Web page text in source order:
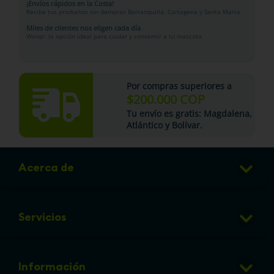
¡Envíos rápidos en la Costa!
Recibe tus productos sin demoras Barranquilla, Cartagena y Santa Marta.
Miles de clientes nos eligen cada día
Woopi: la opción ideal para cuidar y consentir a tu mascota.
Por compras superiores a
$200.000 COP
Tu envío es gratis: Magdalena,
Atlántico y Bolívar.
Acerca de
Club de Puntos
Preguntas frecuentes
Servicios
Veterinaria
Información